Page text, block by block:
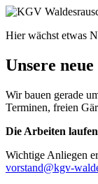
Hier wächst etwas
Unsere
Wir bauen gerade
Terminen, freien
Die Arbeiten laufen
Wichtige Anliegen
vorstand@kgv-